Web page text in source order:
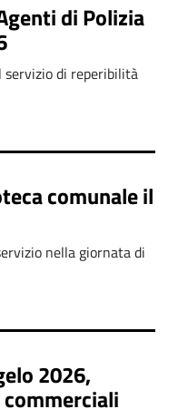
di Polizia
servizio di reperibilità
comunale il
nella giornata di
2026,